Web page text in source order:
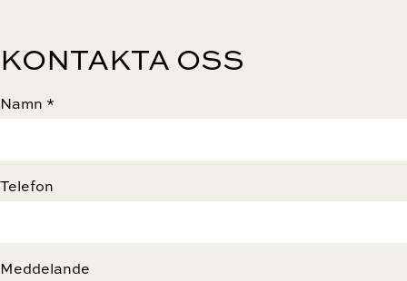
KONTAKTA OSS
Namn *
Telefon
Meddelande